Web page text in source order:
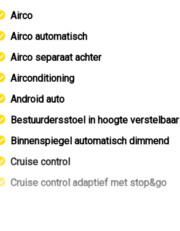
Airco
Airco automatisch
Airco separaat achter
Airconditioning
Android auto
Bestuurdersstoel in hoogte verstelbaar
Binnenspiegel automatisch dimmend
Cruise control
Cruise control adaptief met stop&go